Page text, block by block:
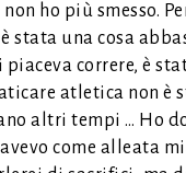
ho più smesso.
stata una cosa
correre, è
atletica non è
altri tempi … Ho
come alleata